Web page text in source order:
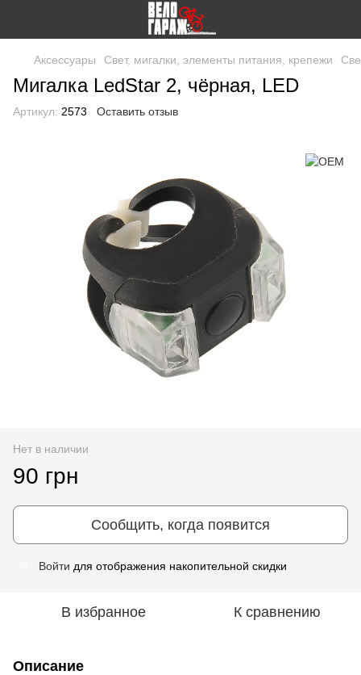
Аксессуары Свет, мигалки, элементы питания, крепежи
Мигалка LedStar 2, чёрная, LED
Артикул: 2573 Оставить отзыв
Нет в наличии
90 грн
Сообщить, когда появится
Войти для отображения накопительной скидки
В избранное К сравнению
Описание